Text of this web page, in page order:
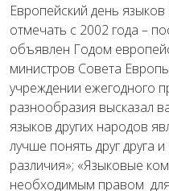
Европейский день
отмечать с 2002 года –
объявлен Годом
министров Совета
учреждении ежегодного
разнообразия высказал
языков других народов
лучше понять друг друга
различия»; «Языковые
необходимым правом для